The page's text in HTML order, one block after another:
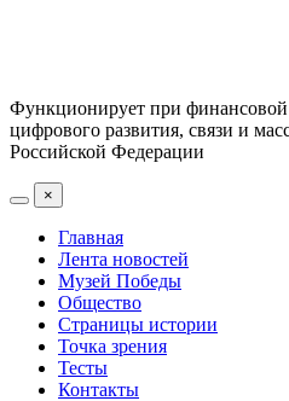
Функционирует при
цифрового развития, связи и
Российской Федерации
×
Главная
Лента новостей
Музей Победы
Общество
Страницы истории
Точка зрения
Тесты
Контакты